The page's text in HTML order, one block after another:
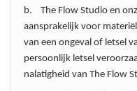
b. The Flow Studio en
aansprakelijk voor
van een ongeval of letsel
persoonlijk letsel
nalatigheid van The Flow